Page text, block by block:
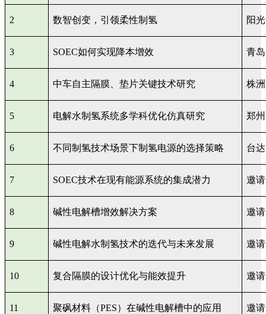
2 数智创变，引领柔性制氢 阳
3 SOEC如何实现降本增效 青
4 中车自主隔膜、垫片关键技术研究 株
5 电解水制氢系统多学科优化仿真研究 郑
6 不同制氢技术场景下制氢电源的选择策略 台
7 SOEC技术在现有能源系统的集成潜力 邀
8 碱性电解槽增效解决方案 邀
9 碱性电解水制氢技术的迭代与未来发展 邀
10 复合隔膜的设计优化与能效提升 邀
11 聚砜材料（PES）在碱性电解槽中的应用 邀